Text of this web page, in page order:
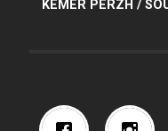
KEMER PERZH /